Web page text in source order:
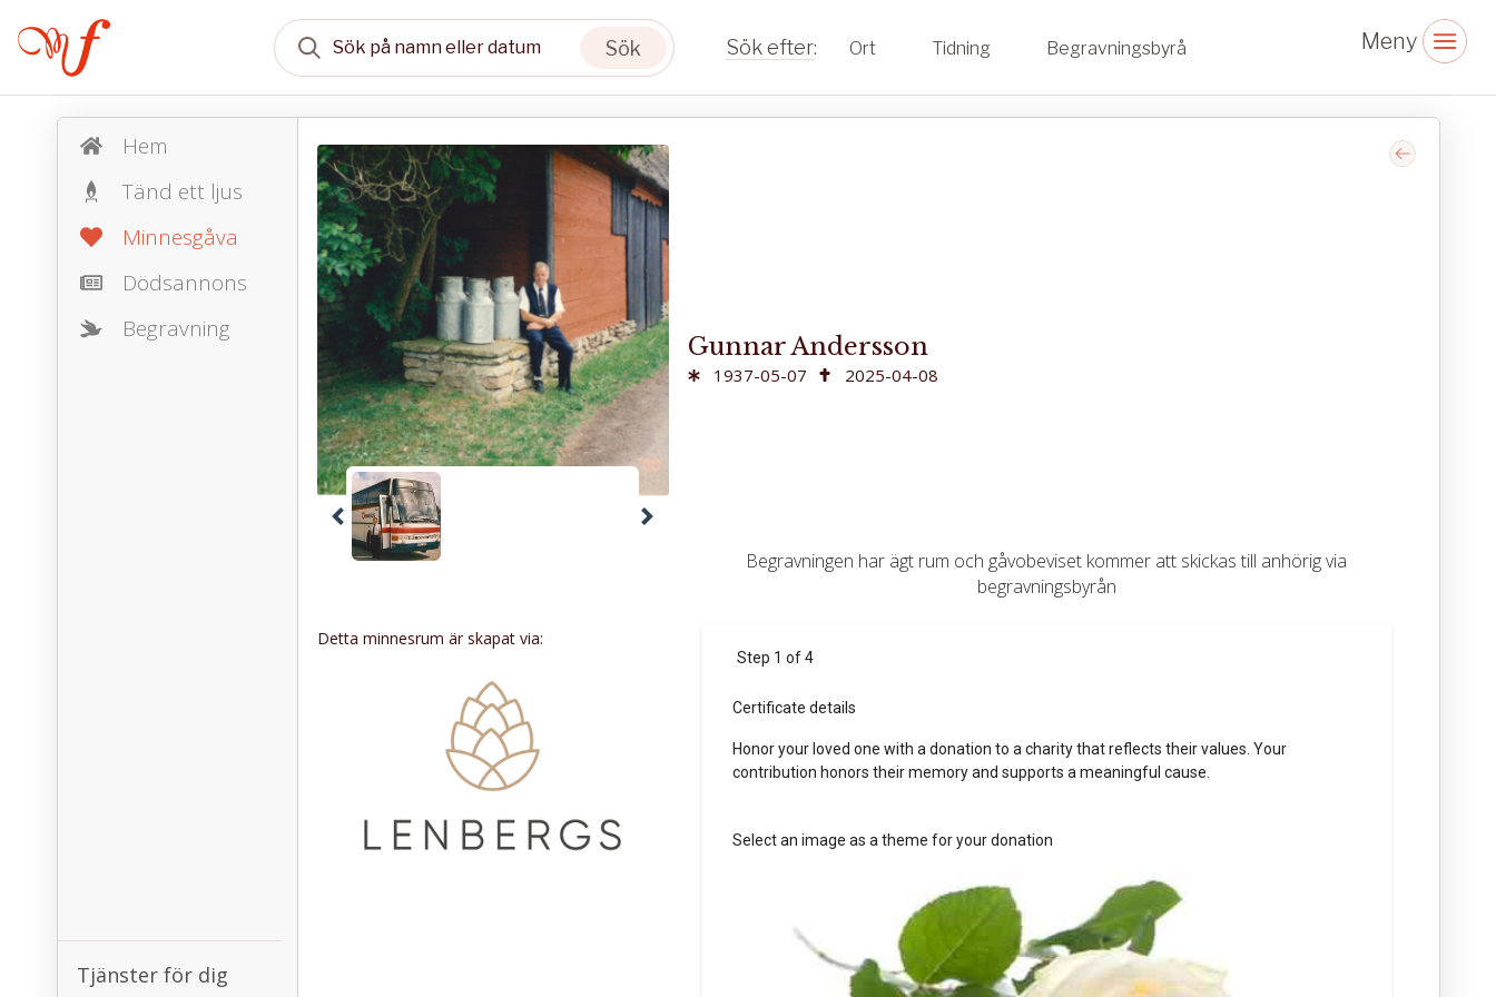
Sök Ort Tidning Begravningsbyrå
Hem
Tänd ett ljus
Minnesgåva
Dödsannons
Begravning
Tjänster för dig
Detta minnesrum är skapat via:
Gunnar Andersson
1937-05-07 2025-04-08
Begravningen har ägt rum och gåvobeviset kommer att skickas till anhörig via
begravningsbyrån